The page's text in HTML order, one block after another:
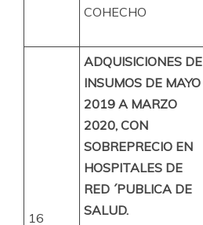
COHECHO
16
ADQUISICIONES DE
INSUMOS DE MAYO
2019 A MARZO
2020, CON
SOBREPRECIO EN
HOSPITALES DE
RED ´PUBLICA DE
SALUD.